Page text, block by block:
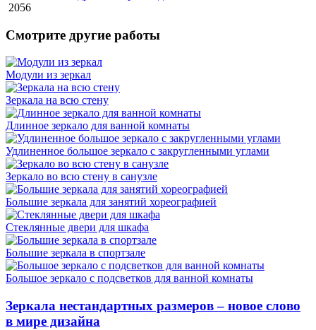
2056
Смотрите другие работы
Модули из зеркал
Зеркала на всю стену
Длинное зеркало для ванной комнаты
Удлиненное большое зеркало с закругленными углами
Зеркало во всю стену в санузле
Большие зеркала для занятий хореографией
Стеклянные двери для шкафа
Большие зеркала в спортзале
Большое зеркало с подсветков для ванной комнаты
Зеркала нестандартных размеров – новое слово
в мире дизайна